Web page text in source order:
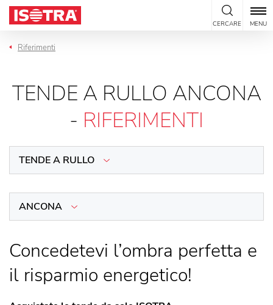
Vai al contenuto
CERCARE MENU
Riferimenti
TENDE A RULLO ANCONA
- RIFERIMENTI
TENDE A RULLO
ANCONA
Concedetevi l’ombra perfetta e
il risparmio energetico!